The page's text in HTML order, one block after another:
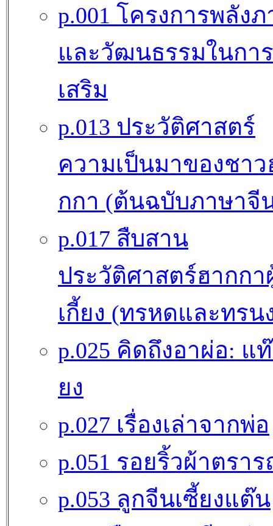
p.001 โครงการพลัง
และวัฒนธรรมในกา
เสริม
p.013 ประวัติศาสตร์
ความเป็นมาของชาว
กกา (ต้นฉบับภาษาจี
p.017 สืบสาน
ประวัติศาสตร์ฮากกา
เกี้ยง (ทรหดและทรน
p.025 คิดถึงอาผ่อ: แ
ยง
p.027 เรื่องเล่าจากพ่อ
p.051 รอยริ้วผ้าตรา
p.053 ลูกจีนเซี้ยงแต๊น